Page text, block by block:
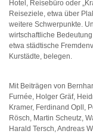
Hotel, Reisebüro oder
Reiseziele, etwa über
weitere Schwerpunkte.
wirtschaftliche
etwa städtische
Kurstädte, belegen.
Mit Beiträgen von
Furnée, Holger Gräf,
Kramer, Ferdinand Opll,
Rösch, Martin Scheutz,
Harald Tersch, Andreas